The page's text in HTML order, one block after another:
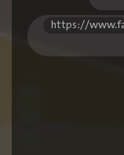
https://